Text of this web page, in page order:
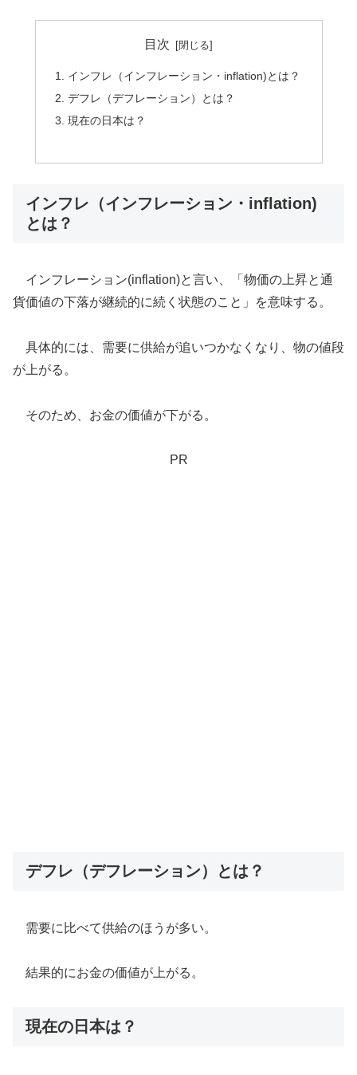
目次
インフレ（インフレーション・inflation)とは？
デフレ（デフレーション）とは？
現在の日本は？
インフレ（インフレーション・inflation)
とは？
インフレーション(inflation)と言い、「物価の上昇と通
貨価値の下落が継続的に続く状態のこと」を意味する。
具体的には、需要に供給が追いつかなくなり、物の値段
が上がる。
そのため、お金の価値が下がる。
PR
デフレ（デフレーション）とは？
需要に比べて供給のほうが多い。
結果的にお金の価値が上がる。
現在の日本は？